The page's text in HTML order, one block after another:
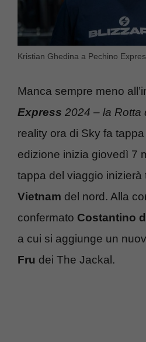
Kristian Ghedina a Pechino
Manca sempre meno
Express 2024 – la Rotta
reality ora di Sky fa
edizione inizia giovedì 7
tappa del viaggio inizierà
Vietnam del nord. Alla
confermato Costantino
a cui si aggiunge un
Fru dei The Jackal.